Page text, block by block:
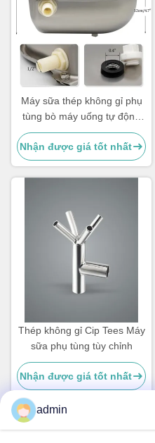
Máy sữa thép không gỉ phụ
tùng bò máy uống tự động
nổi
Nhận được giá tốt nhất
Thép không gỉ Cip Tees Máy
sữa phụ tùng tùy chỉnh
Nhận được giá tốt nhất
admin